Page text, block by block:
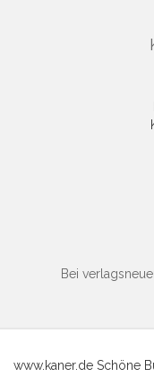
Bei
www.kaner.de Schöne